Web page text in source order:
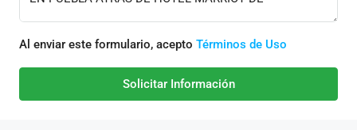
Al enviar este formulario, acepto Términos de Uso
Solicitar Información